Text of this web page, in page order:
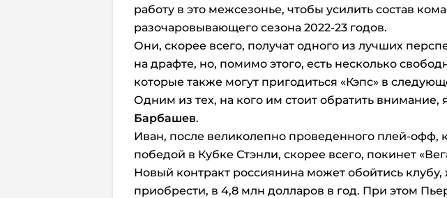
работу в это межсезонье, чтобы усилить состав
разочаровывающего сезона 2022-23 годов.
Они, скорее всего, получат одного из лучших
на драфте, но, помимо этого, есть несколько
которые также могут пригодиться «Кэпс» в
Одним из тех, на кого им стоит обратить внимание,
Барбашев.
Иван, после великолепно проведенного плей-офф,
победой в Кубке Стэнли, скорее всего, покинет
Новый контракт россиянина может обойтись
приобрести, в 4,8 млн долларов в год. При этом